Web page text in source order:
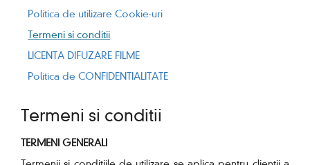
Politica de utilizare Cookie-uri
Termeni si conditii
LICENTA DIFUZARE FILME
Politica de CONFIDENTIALITATE
Termeni si conditii
TERMENI GENERALI